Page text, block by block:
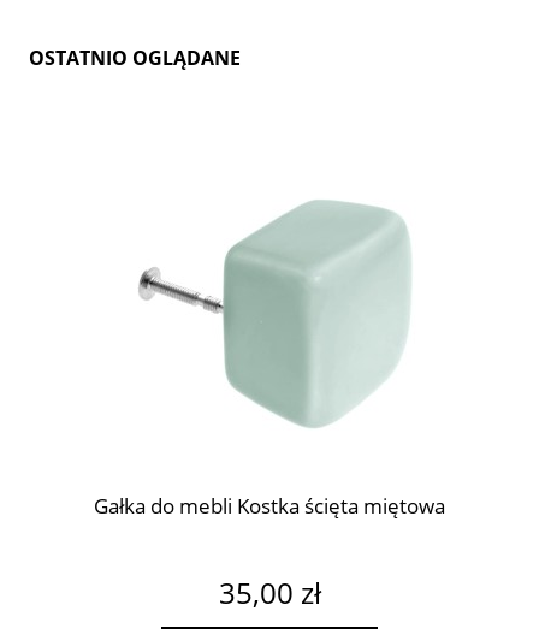
OSTATNIO OGLĄDANE
Gałka do mebli Kostka ścięta miętowa
35,00 zł